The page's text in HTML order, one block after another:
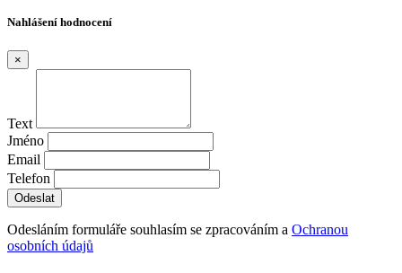
Nahlášení hodnocení
×
Text
Jméno
Email
Telefon
Odesláním formuláře souhlasím se zpracováním a Ochranou
osobních údajů